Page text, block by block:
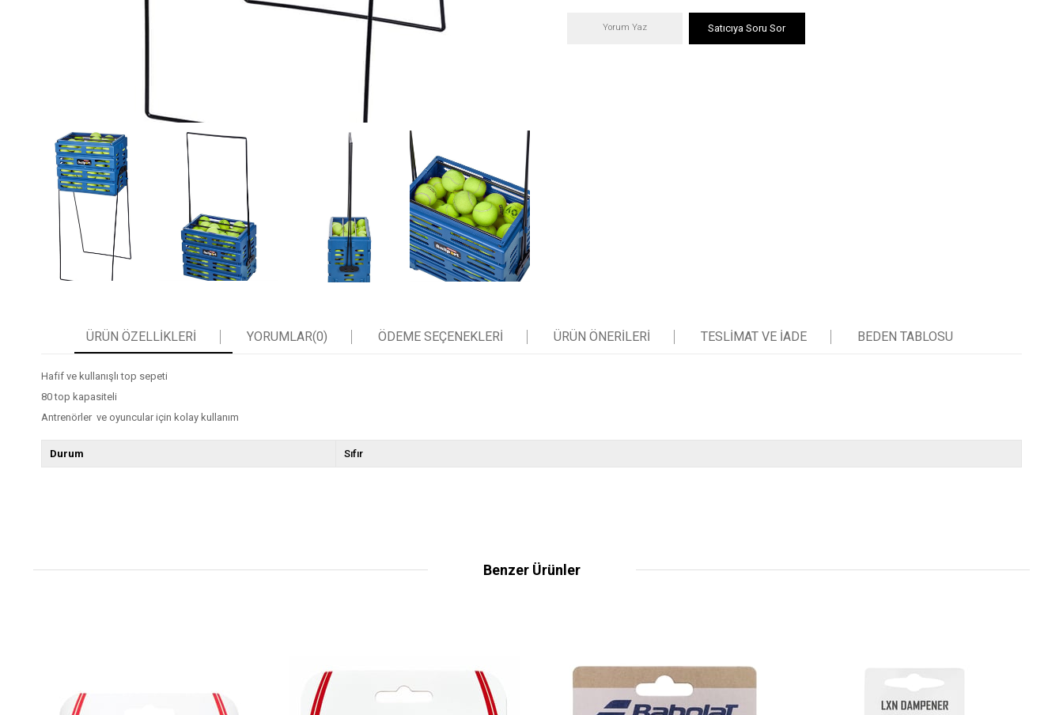
Yorum Yaz Satıcıya Soru Sor
ÜRÜN ÖZELLIKLERI YORUMLAR(0) ÖDEME SEÇENEKLERI ÜRÜN ÖNERILERI TESLIMAT VE IADE BEDEN TABLOSU
Hafif ve kullanışlı top sepeti
80 top kapasiteli
Antrenörler ve oyuncular için kolay kullanım
Durum Sıfır
Benzer Ürünler